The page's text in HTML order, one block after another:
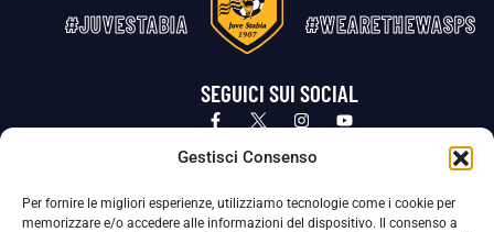
Gestisci Consenso
Per fornire le migliori esperienze, utilizziamo tecnologie come i cookie per
memorizzare e/o accedere alle informazioni del dispositivo. Il consenso a
#JUVESTABIA #WEARETHEWASPS
SEGUICI SUI SOCIAL
Privacy Policy Cookie Policy
La Società ha nominato il Responsabile della Protezione dei Dati Personali (DPO), figura specializzata che vigila sulle modalità